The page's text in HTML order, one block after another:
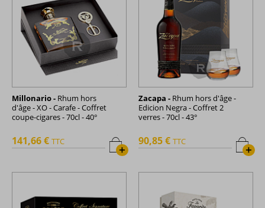
Millonario - Rhum hors
d'âge - XO - Carafe - Coffret
coupe-cigares - 70cl - 40°
+
141,66 € TTC
Zacapa - Rhum hors d'âge -
Edicion Negra - Coffret 2
verres - 70cl - 43°
+
90,85 € TTC